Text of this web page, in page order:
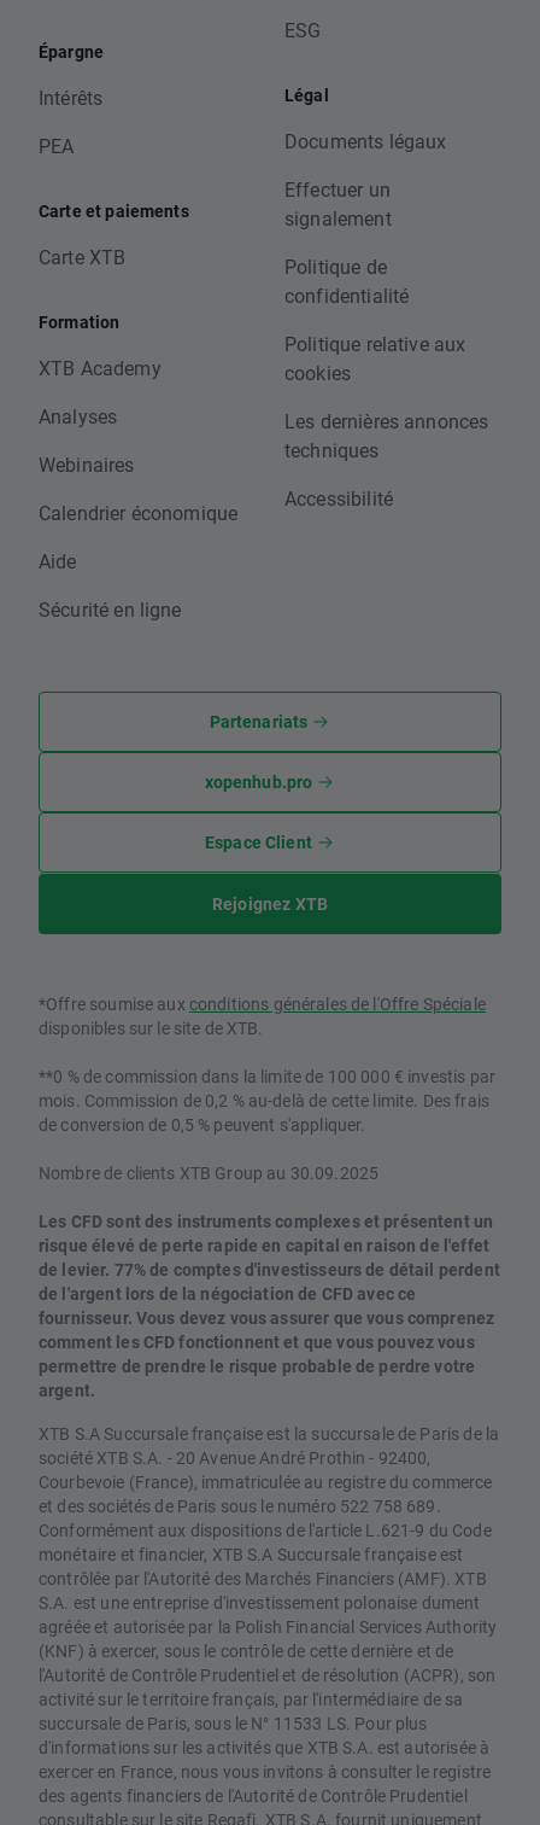
Épargne
Intérêts
PEA
Carte et paiements
Carte XTB
Formation
XTB Academy
Analyses
Webinaires
Calendrier économique
Aide
Sécurité en ligne
ESG
Légal
Documents légaux
Effectuer un
signalement
Politique de
confidentialité
Politique relative aux
cookies
Les dernières annonces
techniques
Accessibilité
Partenariats
xopenhub.pro
Espace Client
Rejoignez XTB
*Offre soumise aux conditions générales de l'Offre Spéciale
disponibles sur le site de XTB.
**0 % de commission dans la limite de 100 000 € investis par
mois. Commission de 0,2 % au-delà de cette limite. Des frais
de conversion de 0,5 % peuvent s'appliquer.
Nombre de clients XTB Group au 30.09.2025
Les CFD sont des instruments complexes et présentent un
risque élevé de perte rapide en capital en raison de l'effet
de levier. 77% de comptes d'investisseurs de détail perdent
de l'argent lors de la négociation de CFD avec ce
fournisseur. Vous devez vous assurer que vous comprenez
comment les CFD fonctionnent et que vous pouvez vous
permettre de prendre le risque probable de perdre votre
argent.
XTB S.A Succursale française est la succursale de Paris de la
société XTB S.A. - 20 Avenue André Prothin - 92400,
Courbevoie (France), immatriculée au registre du commerce
et des sociétés de Paris sous le numéro 522 758 689.
Conformément aux dispositions de l'article L.621-9 du Code
monétaire et financier, XTB S.A Succursale française est
contrôlée par l'Autorité des Marchés Financiers (AMF). XTB
S.A. est une entreprise d'investissement polonaise dument
agréée et autorisée par la Polish Financial Services Authority
(KNF) à exercer, sous le contrôle de cette dernière et de
l'Autorité de Contrôle Prudentiel et de résolution (ACPR), son
activité sur le territoire français, par l'intermédiaire de sa
succursale de Paris, sous le N° 11533 LS. Pour plus
d'informations sur les activités que XTB S.A. est autorisée à
exercer en France, nous vous invitons à consulter le registre
des agents financiers de l'Autorité de Contrôle Prudentiel
consultable sur le site Regafi. XTB S.A. fournit uniquement